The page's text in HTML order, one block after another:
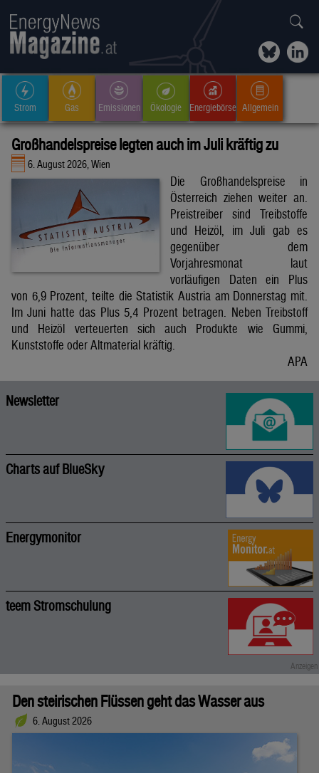
Strom Gas Emissionen Ökologie Energiebörse Allgemein
Großhandelspreise legten auch im Juli kräftig zu
6. August 2026, Wien
Die Großhandelspreise in
Österreich ziehen weiter an.
Preistreiber sind Treibstoffe
und Heizöl, im Juli gab es
gegenüber dem
Vorjahresmonat laut
vorläufigen Daten ein Plus
von 6,9 Prozent, teilte die Statistik Austria am Donnerstag mit.
Im Juni hatte das Plus 5,4 Prozent betragen. Neben Treibstoff
und Heizöl verteuerten sich auch Produkte wie Gummi,
Kunststoffe oder Altmaterial kräftig.
APA
Newsletter
Charts auf BlueSky
Energymonitor
teem Stromschulung
Den steirischen Flüssen geht das Wasser aus
6. August 2026